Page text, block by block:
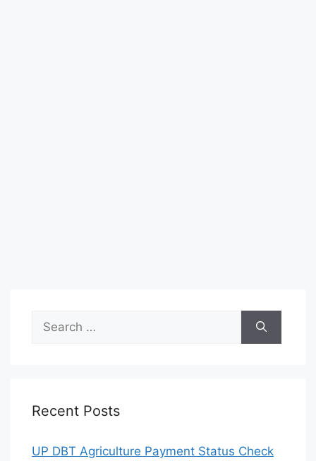
Search
for:
Recent Posts
UP DBT Agriculture Payment Status Check